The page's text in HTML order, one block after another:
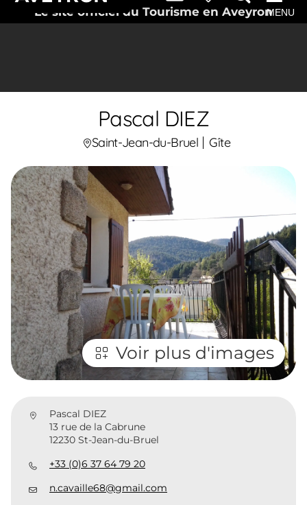
Le site officiel du Tourisme en AveyronMENU
Pascal DIEZ
Saint-Jean-du-Bruel Gîte
Voir plus d'images
Pascal DIEZ
13 rue de la Cabrune
12230 St-Jean-du-Bruel
+33 (0)6 37 64 79 20
n.cavaille68@gmail.com